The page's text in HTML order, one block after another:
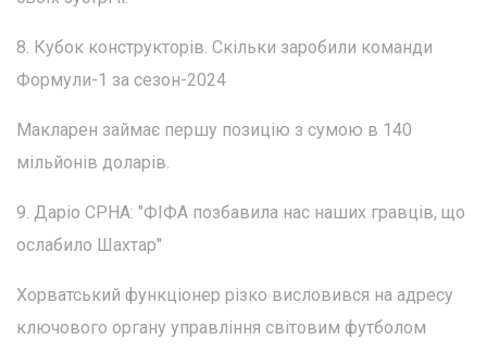
8. Кубок конструкторів. Скільки заробили команди
Формули-1 за сезон-2024
Макларен займає першу позицію з сумою в 140
мільйонів доларів.
9. Даріо СРНА: "ФІФА позбавила нас наших гравців, що
ослабило Шахтар"
Хорватський функціонер різко висловився на адресу
ключового органу управління світовим футболом